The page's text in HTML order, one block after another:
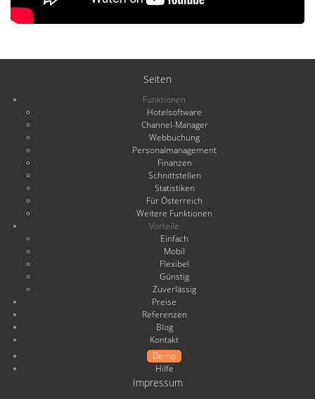
Seiten
Funktionen
Hotelsoftware
Channel-Manager
Webbuchung
Personalmanagement
Finanzen
Schnittstellen
Statistiken
Für Österreich
Weitere Funktionen
Vorteile
Einfach
Mobil
Flexibel
Günstig
Zuverlässig
Preise
Referenzen
Blog
Kontakt
Demo
Hilfe
Impressum